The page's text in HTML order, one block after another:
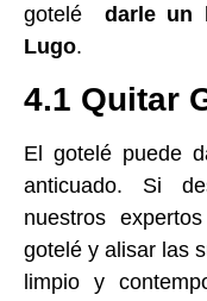
gotelé darle un
Lugo.
4.1 Quitar
El gotelé puede
anticuado. Si
nuestros
gotelé y alisar las
limpio y